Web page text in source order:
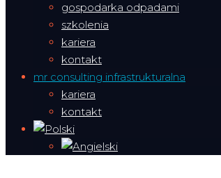
gospodarka odpadami
szkolenia
kariera
kontakt
mr consulting infrastrukturalna
kariera
kontakt